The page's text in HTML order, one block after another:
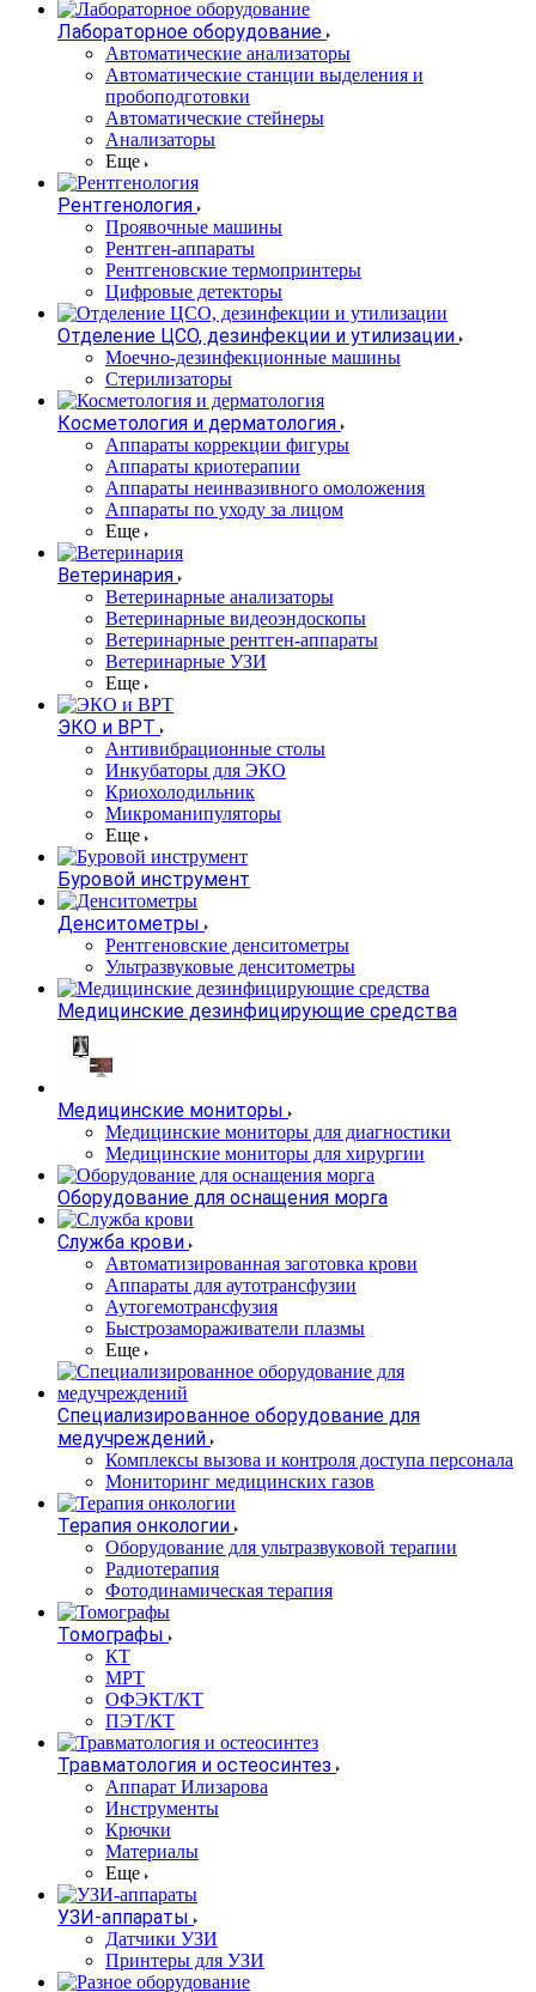
Лабораторное оборудование
Автоматические анализаторы
Автоматические станции выделения и
пробоподготовки
Автоматические стейнеры
Анализаторы
Еще
Рентгенология
Проявочные машины
Рентген-аппараты
Рентгеновские термопринтеры
Цифровые детекторы
Отделение ЦСО, дезинфекции и утилизации
Моечно-дезинфекционные машины
Стерилизаторы
Косметология и дерматология
Аппараты коррекции фигуры
Аппараты криотерапии
Аппараты неинвазивного омоложения
Аппараты по уходу за лицом
Еще
Ветеринария
Ветеринарные анализаторы
Ветеринарные видеоэндоскопы
Ветеринарные рентген-аппараты
Ветеринарные УЗИ
Еще
ЭКО и ВРТ
Антивибрационные столы
Инкубаторы для ЭКО
Криохолодильник
Микроманипуляторы
Еще
Буровой инструмент
Денситометры
Рентгеновские денситометры
Ультразвуковые денситометры
Медицинские дезинфицирующие средства
Медицинские мониторы
Медицинские мониторы для диагностики
Медицинские мониторы для хирургии
Оборудование для оснащения морга
Служба крови
Автоматизированная заготовка крови
Аппараты для аутотрансфузии
Аутогемотрансфузия
Быстрозамораживатели плазмы
Еще
Специализированное оборудование для
медучреждений
Комплексы вызова и контроля доступа персонала
Мониторинг медицинских газов
Терапия онкологии
Оборудование для ультразвуковой терапии
Радиотерапия
Фотодинамическая терапия
Томографы
КТ
МРТ
ОФЭКТ/КТ
ПЭТ/КТ
Травматология и остеосинтез
Аппарат Илизарова
Инструменты
Крючки
Материалы
Еще
УЗИ-аппараты
Датчики УЗИ
Принтеры для УЗИ